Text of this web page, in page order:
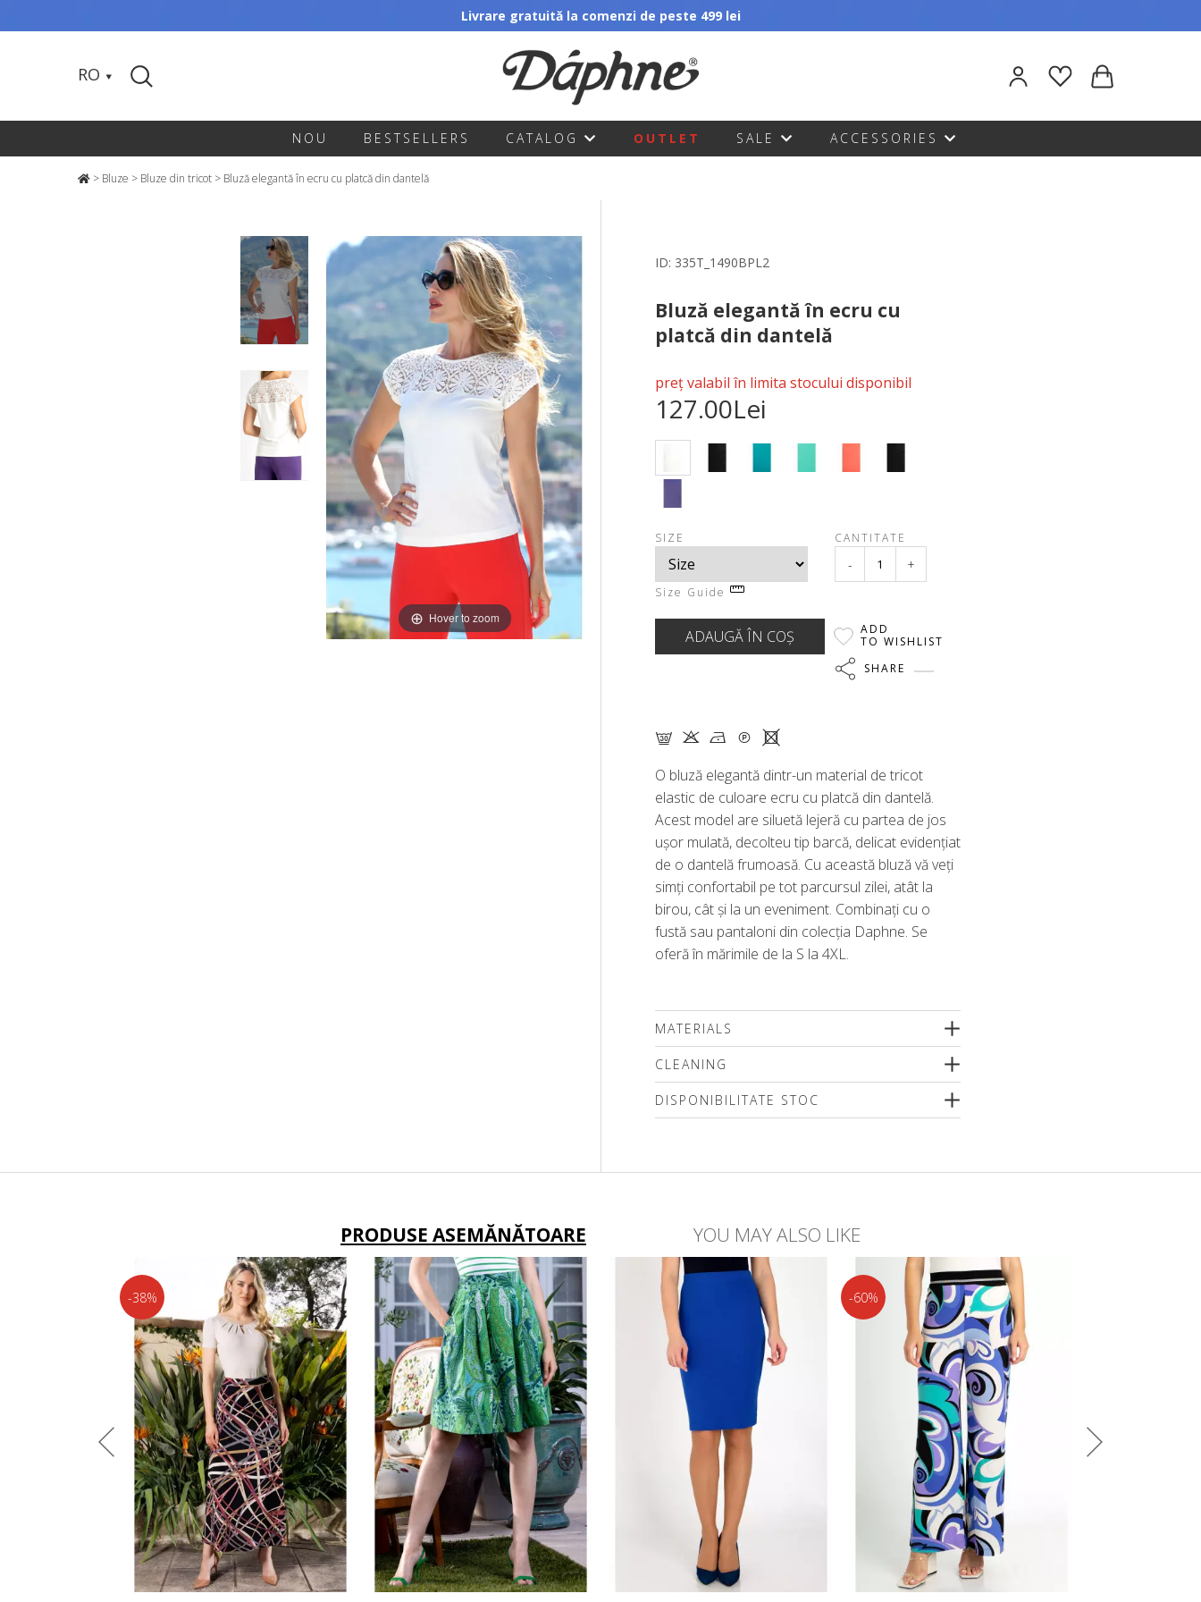
Livrare gratuită la comenzi de peste 499 lei
RO
NOU BESTSELLERS CATALOG OUTLET SALE ACCESSORIES
> Bluze > Bluze din tricot > Bluză elegantă în ecru cu platcă din dantelă
Hover to zoom
ID: 335T_1490BPL2
Bluză elegantă în ecru cu
platcă din dantelă
preț valabil în limita stocului disponibil
127.00Lei
SIZE
Size Guide
CANTITATE
- +
ADD
TO WISHLIST
SHARE
G K N Q X
O bluză elegantă dintr-un material de tricot
elastic de culoare ecru cu platcă din dantelă.
Acest model are siluetă lejeră cu partea de jos
ușor mulată, decolteu tip barcă, delicat evidențiat
de o dantelă frumoasă. Cu această bluză vă veți
simți confortabil pe tot parcursul zilei, atât la
birou, cât și la un eveniment. Combinați cu o
fustă sau pantaloni din colecția Daphne. Se
oferă în mărimile de la S la 4XL.
MATERIALS
CLEANING
DISPONIBILITATE STOC
PRODUSE ASEMĂNĂTOARE YOU MAY ALSO LIKE
-38% -60%